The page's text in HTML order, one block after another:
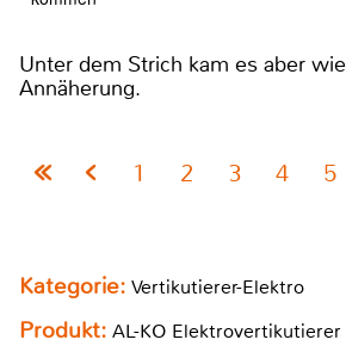
Unter dem Strich kam es aber
Annäherung.
1 2 3 4 5
Kategorie: Vertikutierer-Elektro
Produkt: AL-KO